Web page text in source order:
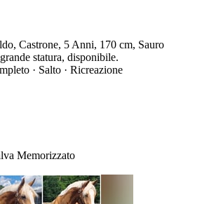
Castrone, 5 Anni, 170 cm, Sauro
statura, disponibile.
· Salto · Ricreazione
Memorizzato